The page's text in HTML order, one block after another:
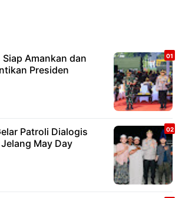
Amankan dan
Presiden
Patroli Dialogis
May Day